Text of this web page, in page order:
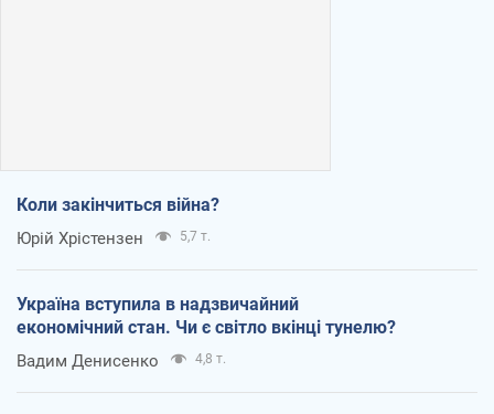
Коли закінчиться війна?
Юрій Хрістензен 5,7 т.
Україна вступила в надзвичайний
економічний стан. Чи є світло вкінці тунелю?
Вадим Денисенко 4,8 т.